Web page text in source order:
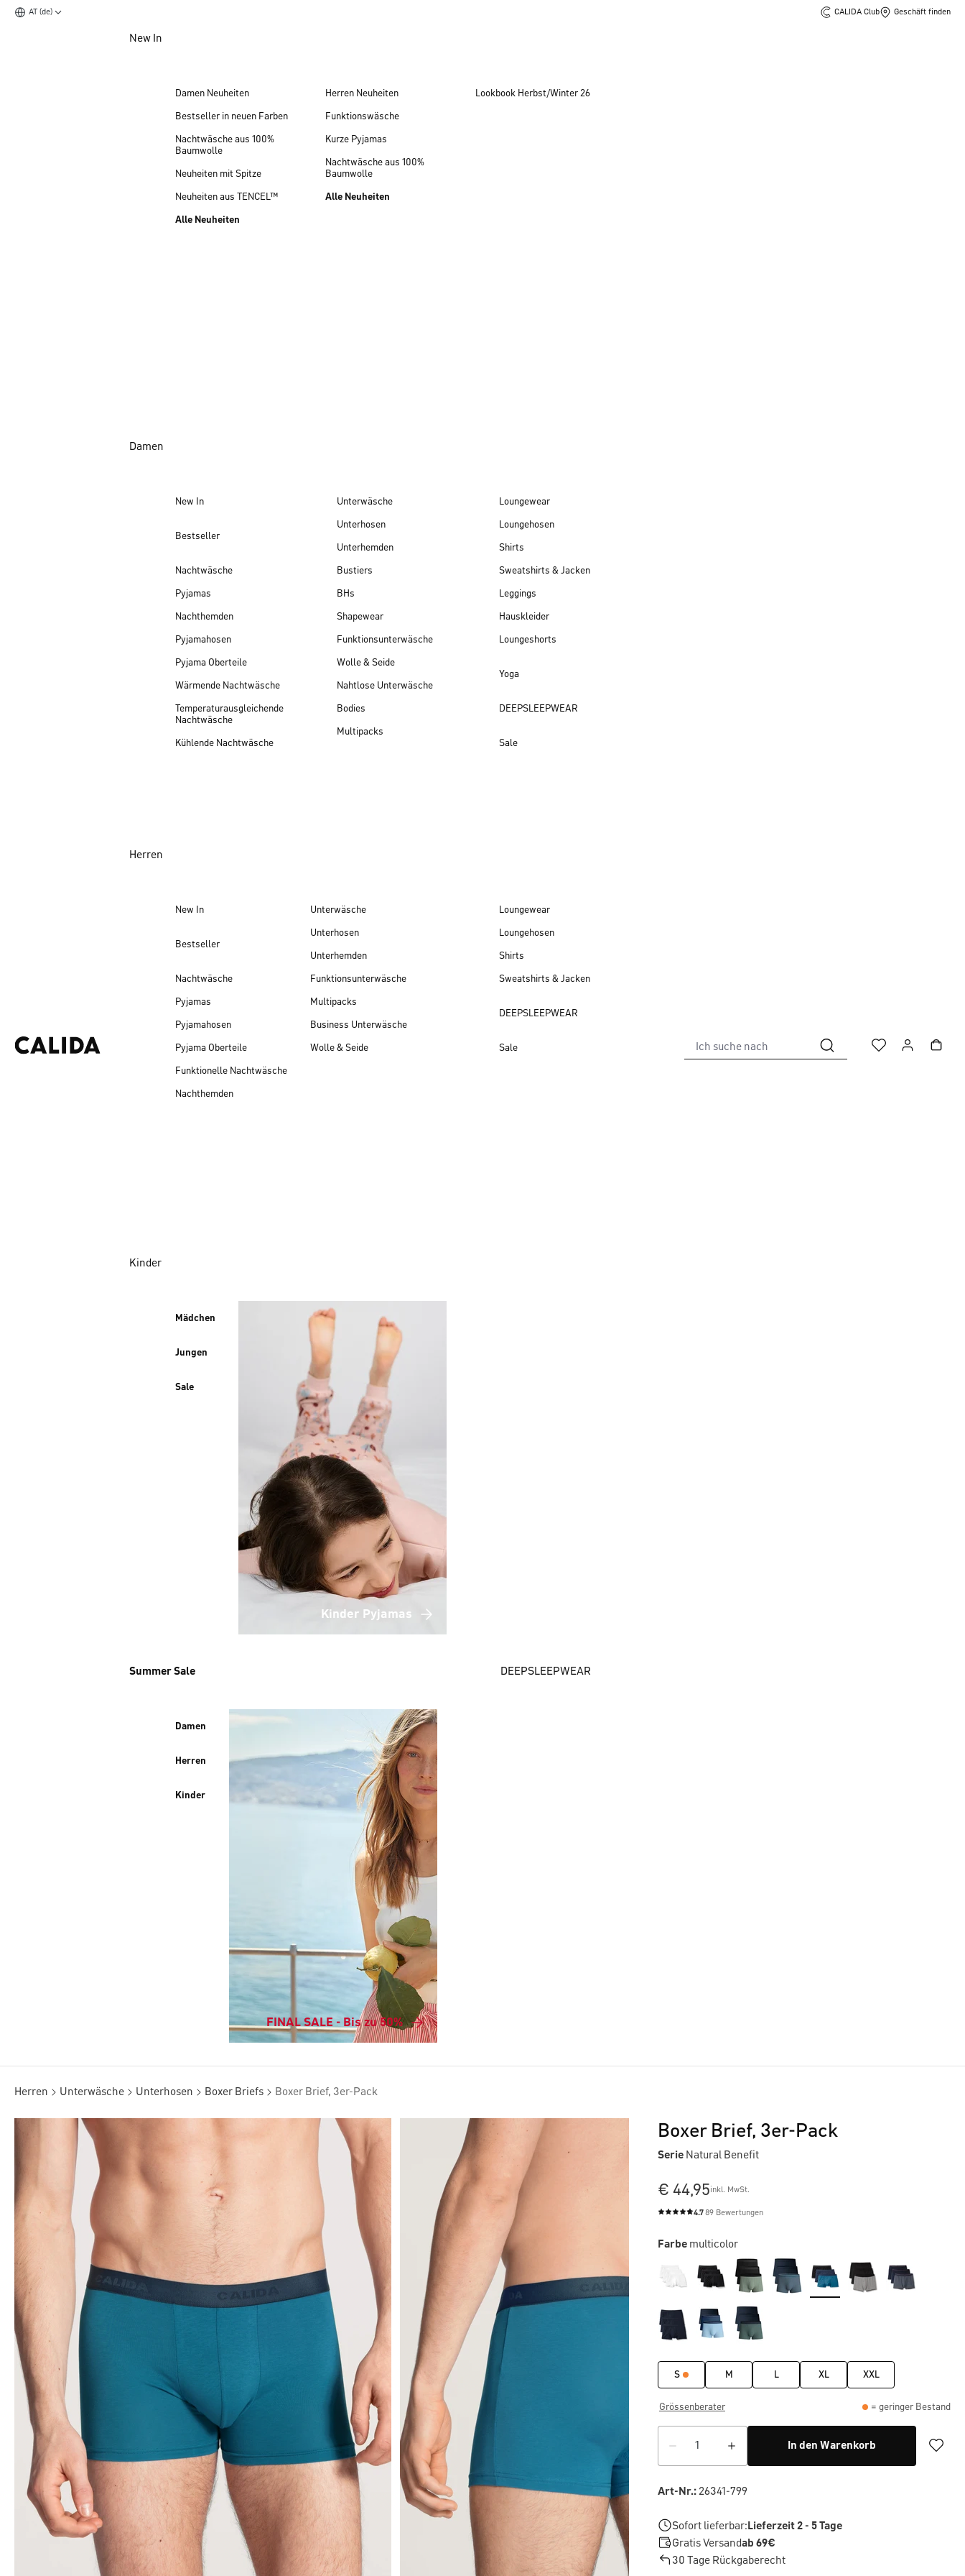
AT (de) CALIDA Club Geschäft finden
Zum Hauptinhalt springenNew In
Damen Neuheiten
Bestseller in neuen Farben
Nachtwäsche aus 100%
Baumwolle
Neuheiten mit Spitze
Neuheiten aus TENCEL™
Alle Neuheiten
Herren Neuheiten
Funktionswäsche
Kurze Pyjamas
Nachtwäsche aus 100%
Baumwolle
Alle Neuheiten
Lookbook Herbst/Winter 26
Damen
New In
Bestseller
Nachtwäsche
Pyjamas
Nachthemden
Pyjamahosen
Pyjama Oberteile
Wärmende Nachtwäsche
Temperaturausgleichende
Nachtwäsche
Kühlende Nachtwäsche
Unterwäsche
Unterhosen
Unterhemden
Bustiers
BHs
Shapewear
Funktionsunterwäsche
Wolle & Seide
Nahtlose Unterwäsche
Bodies
Multipacks
Loungewear
Loungehosen
Shirts
Sweatshirts & Jacken
Leggings
Hauskleider
Loungeshorts
Yoga
DEEPSLEEPWEAR
Sale
Herren
New In
Bestseller
Nachtwäsche
Pyjamas
Pyjamahosen
Pyjama Oberteile
Funktionelle Nachtwäsche
Nachthemden
Unterwäsche
Unterhosen
Unterhemden
Funktionsunterwäsche
Multipacks
Business Unterwäsche
Wolle & Seide
Loungewear
Loungehosen
Shirts
Sweatshirts & Jacken
DEEPSLEEPWEAR
Sale
Kinder
Mädchen
Jungen
Sale
Kinder Pyjamas
Summer Sale
Damen
Herren
Kinder
FINAL SALE - Bis zu 50%
DEEPSLEEPWEAR
Herren Unterwäsche Unterhosen Boxer Briefs Boxer Brief, 3er-Pack
Boxer Brief, 3er-Pack
Serie Natural Benefit
€ 44,95inkl. MwSt.
Durchschnittliche Bewertung von 4.7 von 5 Sternen
4.789 Bewertungen
Farbe multicolor
S M L XL XXL
Grössenberater = geringer Bestand
In den Warenkorb
Art-Nr.:26341-799
Sofort lieferbar: Lieferzeit 2 - 5 Tage
Gratis Versandab 69€
30 Tage Rückgaberecht